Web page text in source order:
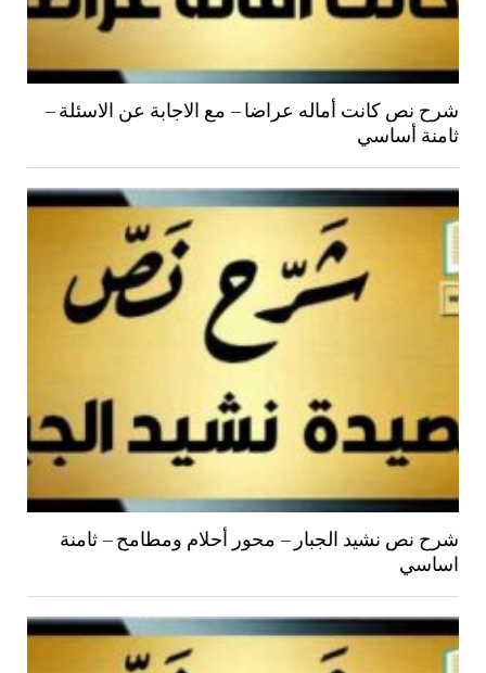
شرح نص كانت أماله عراضا – مع الاجابة عن الاسئلة –
ثامنة أساسي
شرح نص نشيد الجبار – محور أحلام ومطامح – ثامنة
اساسي